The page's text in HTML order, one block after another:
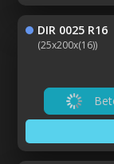
DIR 0025 R16
(25x200x(16))